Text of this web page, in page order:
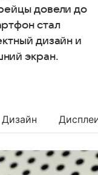
довели до
стал
дизайн и
экран.
Дизайн